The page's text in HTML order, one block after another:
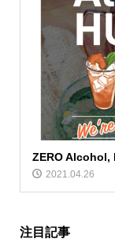
ZERO Alcohol,
2021.04.26
注目記事